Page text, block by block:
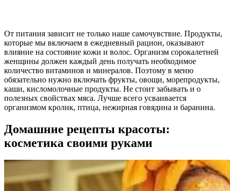
От питания зависит не только наше самочувствие. Продукты,
которые мы включаем в ежедневный рацион, оказывают
влияние на состояние кожи и волос. Организм сорокалетней
женщины должен каждый день получать необходимое
количество витаминов и минералов. Поэтому в меню
обязательно нужно включать фрукты, овощи, морепродукты,
каши, кисломолочные продукты. Не стоит забывать и о
полезных свойствах мяса. Лучше всего усваивается
организмом кролик, птица, нежирная говядина и баранина.
Домашние рецепты красоты:
косметика своими руками